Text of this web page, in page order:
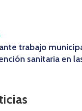
trabajo
sanitaria en